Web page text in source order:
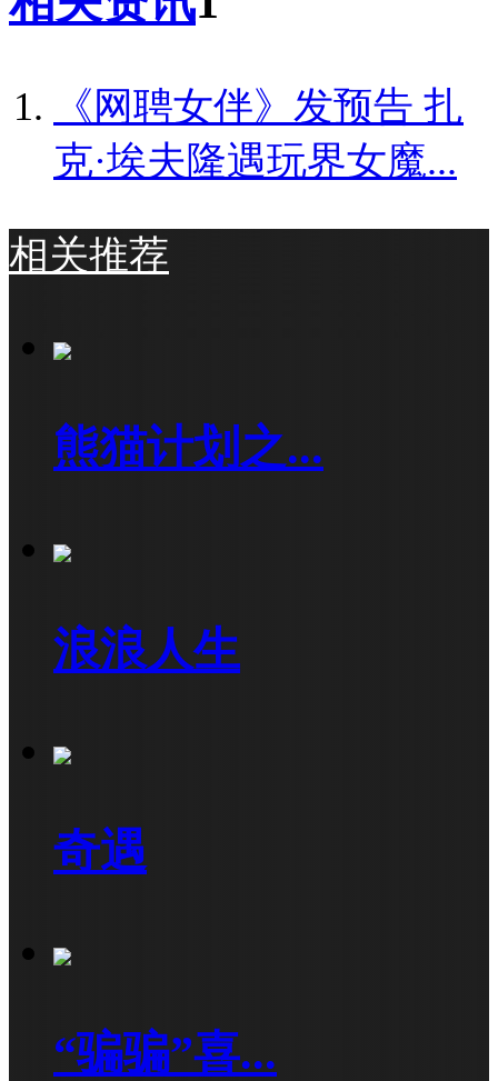
《网聘女伴》发预告 扎
克·埃夫隆遇玩界女魔...
相关推荐
熊猫计划之...
浪浪人生
奇遇
“骗骗”喜...